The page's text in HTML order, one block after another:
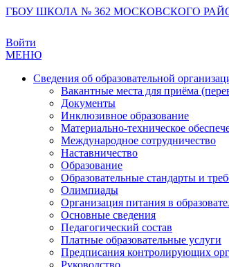
ГБОУ ШКОЛА № 362 МОСКОВСКОГО
Войти
МЕНЮ
Сведения об образовательной
Вакантные места для приёма
Документы
Инклюзивное образование
Материально-техническое
Международное сотрудничество
Наставничество
Образование
Образовательные стандарты и
Олимпиады
Организация питания в
Основные сведения
Педагогический состав
Платные образовательные услуги
Предписания контролирующих
Руководство